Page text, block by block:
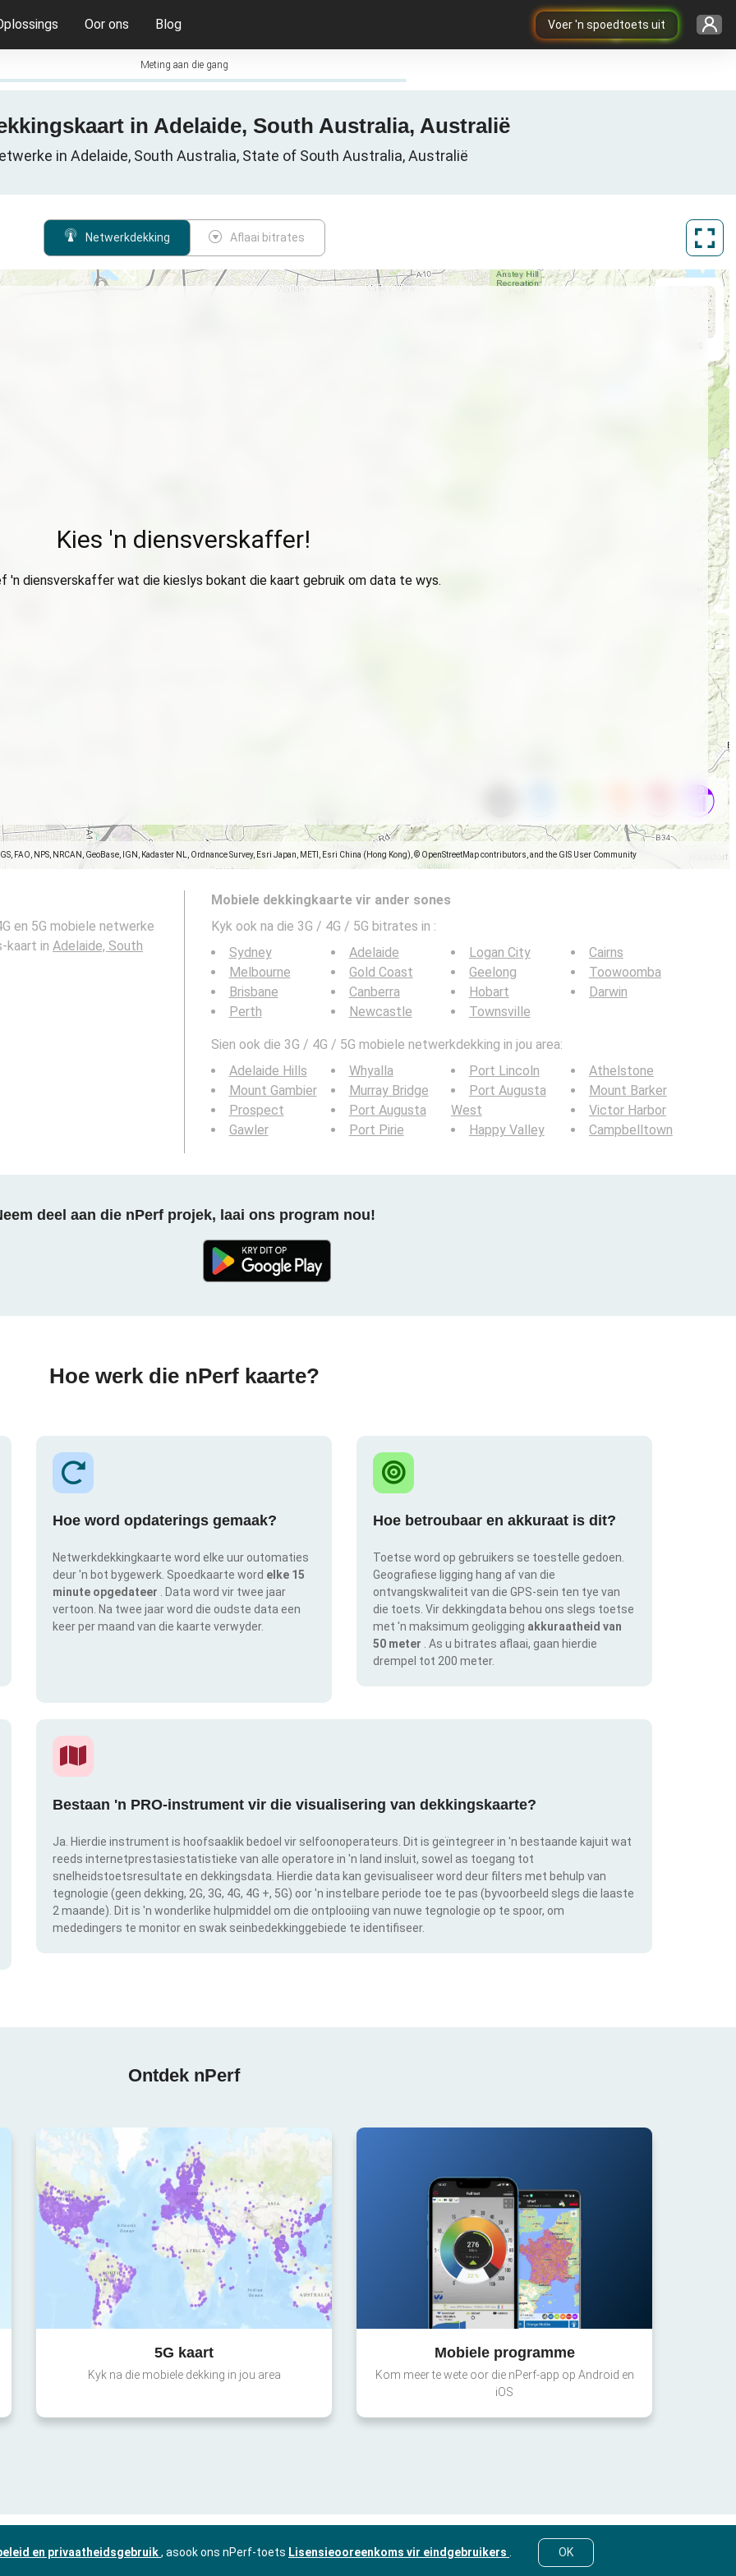
Voer 'n spoedtoets uit
Oor ons Blog
Meting aan die gang
in Adelaide, South Australia, Australië
in Adelaide, South Australia, State of South Australia, Australië
Netwerkdekking Aflaai bitrates
FAO, NPS, NRCAN, GeoBase, IGN, Kadaster NL, Ordnance Survey, Esri Japan, METI, Esri China (Hong Kong), © OpenStreetMap contributors, and the GIS User Community
Kies 'n diensverskaffer!
'n diensverskaffer wat die kieslys bokant die kaart gebruik om data te wys.
en 5G mobiele netwerke
kaart in Adelaide, South
Mobiele dekkingkaarte vir ander sones
Kyk ook na die 3G / 4G / 5G bitrates in :
Sydney
Melbourne
Brisbane
Perth
Adelaide
Gold Coast
Canberra
Newcastle
Logan City
Geelong
Hobart
Townsville
Cairns
Toowoomba
Darwin
Sien ook die 3G / 4G / 5G mobiele netwerkdekking in jou area:
Adelaide Hills
Mount Gambier
Prospect
Gawler
Whyalla
Murray Bridge
Port Augusta
Port Pirie
Port Lincoln
Port Augusta
West
Happy Valley
Athelstone
Mount Barker
Victor Harbor
Campbelltown
deel aan die nPerf projek, laai ons program nou!
Hoe werk die nPerf kaarte?
Hoe word opdaterings gemaak?
Netwerkdekkingkaarte word elke uur outomaties
deur 'n bot bygewerk. Spoedkaarte word elke 15
minute opgedateer
. Data word vir twee jaar
vertoon. Na twee jaar word die oudste data een
keer per maand van die kaarte verwyder.
Hoe betroubaar en akkuraat is dit?
Toetse word op gebruikers se toestelle gedoen.
Geografiese ligging hang af van die
ontvangskwaliteit van die GPS-sein ten tye van
die toets. Vir dekkingdata behou ons slegs toetse
met 'n maksimum geoligging akkuraatheid van
50 meter
. As u bitrates aflaai, gaan hierdie
drempel tot 200 meter.
Bestaan 'n PRO-instrument vir die visualisering van dekkingskaarte?
Ja. Hierdie instrument is hoofsaaklik bedoel vir selfoonoperateurs. Dit is geïntegreer in 'n bestaande kajuit wat
reeds internetprestasiestatistieke van alle operatore in 'n land insluit, sowel as toegang tot
snelheidstoetsresultate en dekkingsdata. Hierdie data kan gevisualiseer word deur filters met behulp van
tegnologie (geen dekking, 2G, 3G, 4G, 4G +, 5G) oor 'n instelbare periode toe te pas (byvoorbeeld slegs die laaste
2 maande). Dit is 'n wonderlike hulpmiddel om die ontplooiing van nuwe tegnologie op te spoor, om
mededingers te monitor en swak seinbedekkinggebiede te identifiseer.
Ontdek nPerf
5G kaart
Kyk na die mobiele dekking in jou area
Mobiele programme
Kom meer te wete oor die nPerf-app op Android en
iOS
en privaatheidsgebruik, asook ons nPerf-toets Lisensieooreenkoms vir eindgebruikers OK